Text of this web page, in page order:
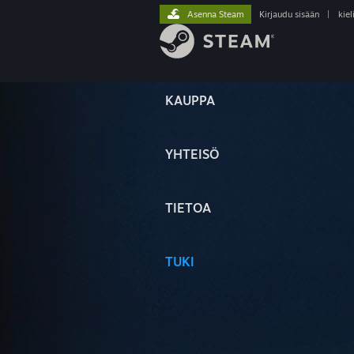
KAUPPA
YHTEISÖ
TIETOA
TUKI
Asenna Steam Kirjaudu sisään kieli